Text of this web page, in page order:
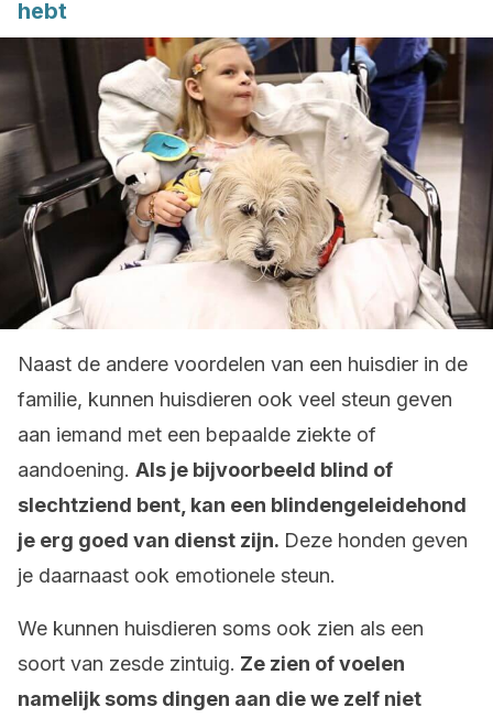
hebt
Naast de andere voordelen van een huisdier in de
familie, kunnen huisdieren ook veel steun geven
aan iemand met een bepaalde ziekte of
aandoening. Als je bijvoorbeeld blind of
slechtziend bent, kan een blindengeleidehond
je erg goed van dienst zijn. Deze honden geven
je daarnaast ook emotionele steun.
We kunnen huisdieren soms ook zien als een
soort van zesde zintuig. Ze zien of voelen
namelijk soms dingen aan die we zelf niet